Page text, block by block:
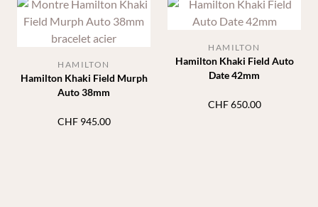
Hamilton Khaki Field Murph
Auto 38mm
HAMILTON
CHF945.00
Hamilton Khaki Field Auto
Date 42mm
HAMILTON
CHF650.00